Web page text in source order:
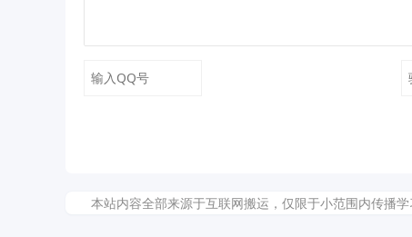
本站内容全部来源于互联网搬运，仅限于小范围内传播